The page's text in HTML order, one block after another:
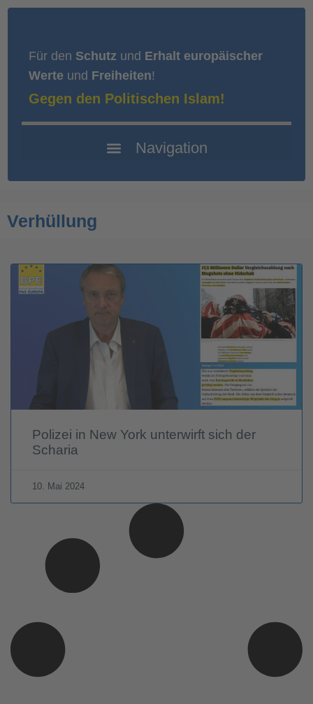
Für den Schutz und Erhalt europäischer
Werte und Freiheiten!
Gegen den Politischen Islam!
Verhüllung
Polizei in New York unterwirft sich der
Scharia
10. Mai 2024